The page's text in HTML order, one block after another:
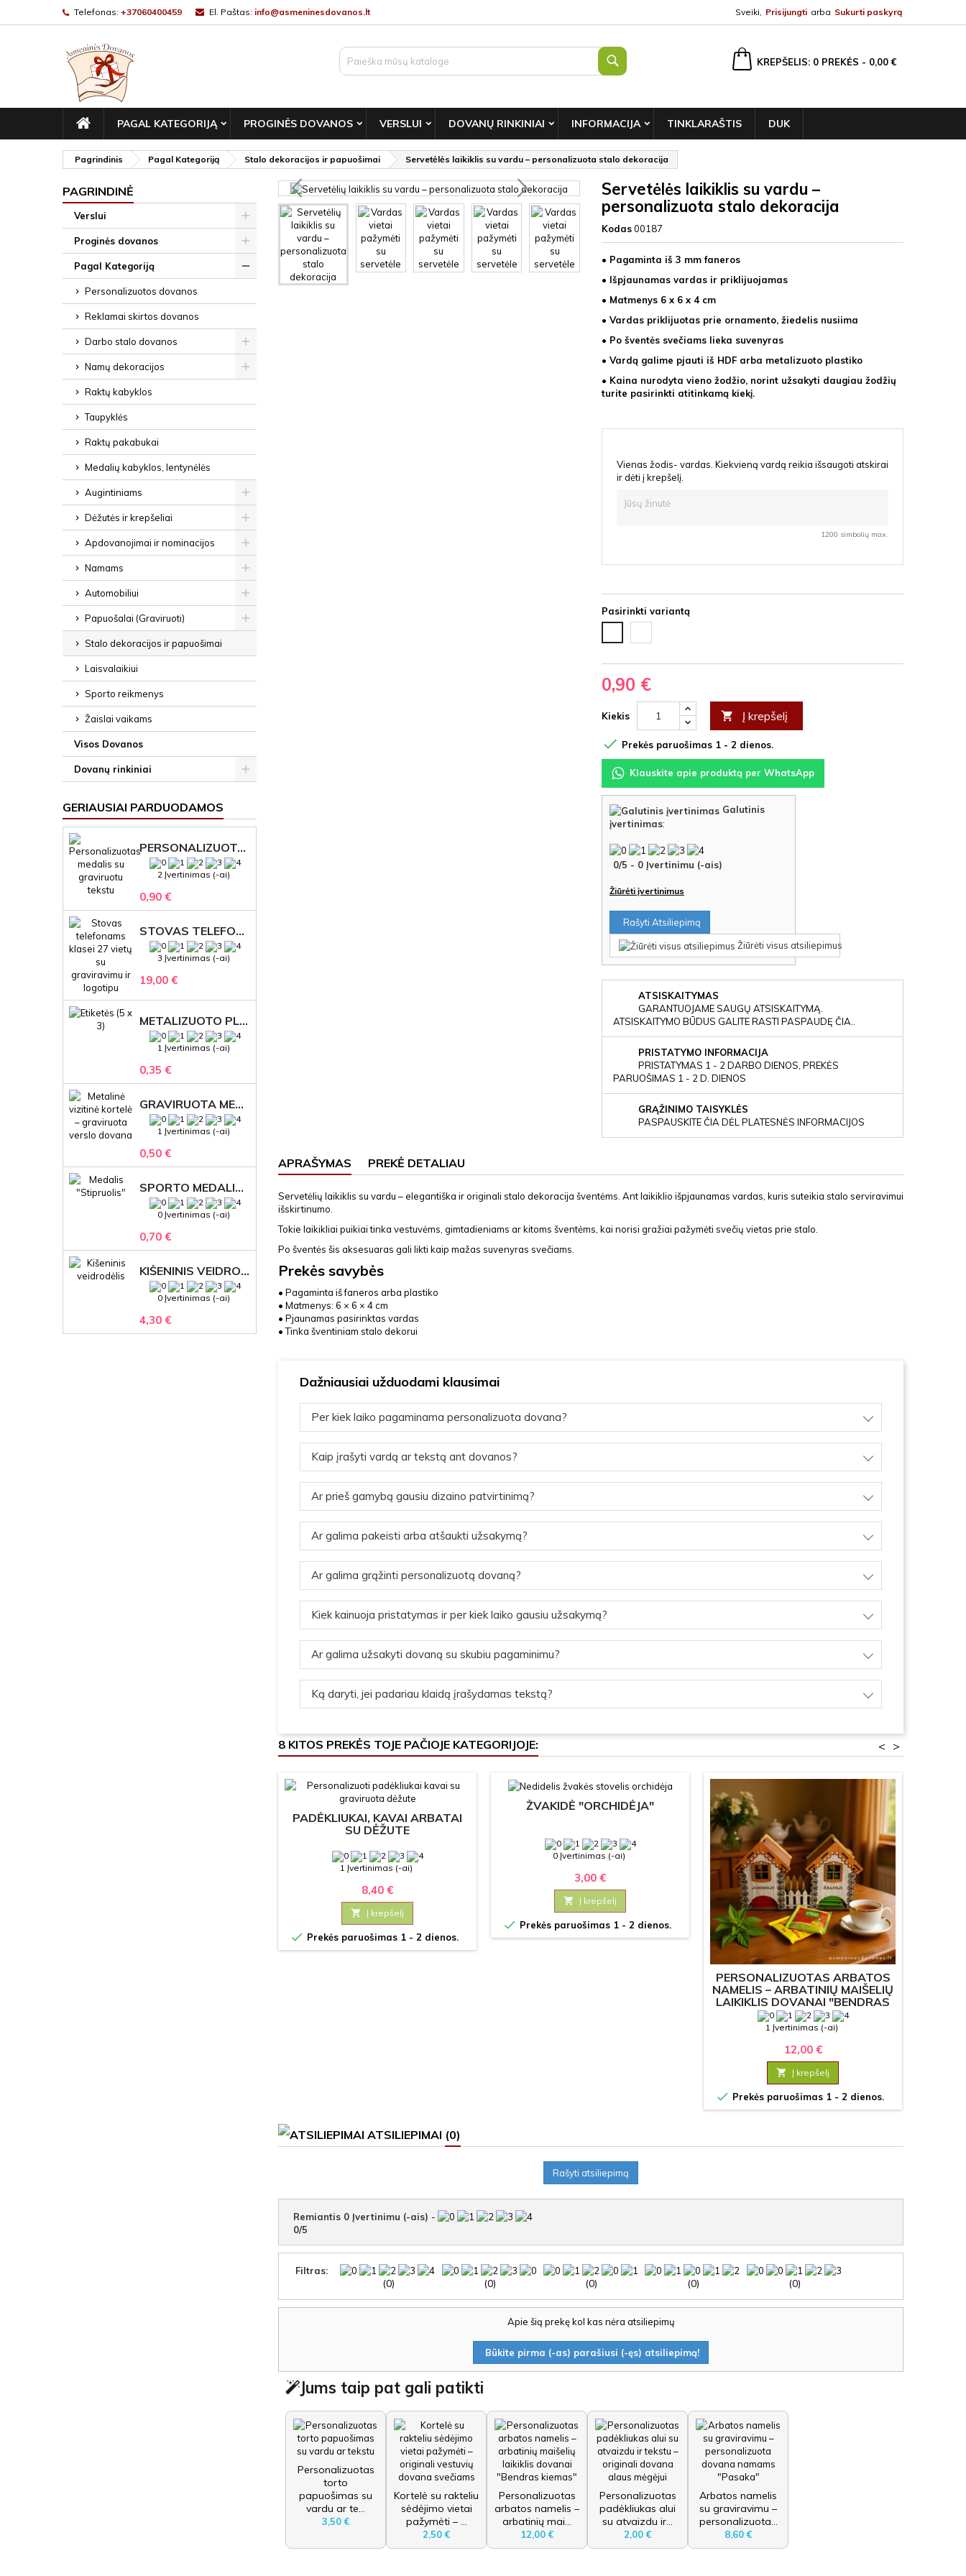
Telefonas: +37060400459 El. Paštas: info@asmeninesdovanos.lt Sveiki, Prisijungti arba Sukurti paskyrą
KREPŠELIS 0 PREKĖS - 0,00 €
PAGRINDINIS
PAGAL KATEGORIJĄ PROGINĖS DOVANOS VERSLUI DOVANŲ RINKINIAI INFORMACIJA TINKLARAŠTIS DUK
Pagrindinis Pagal Kategoriją Stalo dekoracijos ir papuošimai Servetėlės laikiklis su vardu – personalizuota stalo dekoracija
PAGRINDINĖ
Verslui
Proginės dovanos
Pagal Kategoriją
Personalizuotos dovanos
Reklamai skirtos dovanos
Darbo stalo dovanos
Namų dekoracijos
Raktų kabyklos
Taupyklės
Raktų pakabukai
Medalių kabyklos, lentynėlės
Augintiniams
Dėžutės ir krepšeliai
Apdovanojimai ir nominacijos
Namams
Automobiliui
Papuošalai (Graviruoti)
Stalo dekoracijos ir papuošimai
Laisvalaikiui
Sporto reikmenys
Žaislai vaikams
Visos Dovanos
Dovanų rinkiniai
GERIAUSIAI PARDUODAMOS
PERSONALIZUOTAS MEDALIS "1" SU GRAVIRUOTU TEKSTU
2 Įvertinimas (-ai)
0,90 €
STOVAS TELEFONAMS KLASEI (27 VIETOS) – GRAVIRUOJAMAS ORGANIZATORIUS
3 Įvertinimas (-ai)
19,00 €
METALIZUOTO PLASTIKO ETIKETĖS SU GRAVIRUOTU TEKSTU -LOGOTIPU
1 Įvertinimas (-ai)
0,35 €
GRAVIRUOTA METALINĖ VIZITINĖ KORTELĖ SU LOGOTIPU – REPREZENTACINĖ VERSLO DOVANA
1 Įvertinimas (-ai)
0,50 €
SPORTO MEDALIS "STIPRUOLIS" SU GRAVIRUOTU TEKSTU
0 Įvertinimas (-ai)
0,70 €
KIŠENINIS VEIDRODĖLIS
0 Įvertinimas (-ai)
4,30 €
Servetėlės laikiklis su vardu –
personalizuota stalo dekoracija
Kodas00187
• Pagaminta iš 3 mm faneros
• Išpjaunamas vardas ir priklijuojamas
• Matmenys 6 x 6 x 4 cm
• Vardas priklijuotas prie ornamento, žiedelis nusiima
• Po šventės svečiams lieka suvenyras
• Vardą galime pjauti iš HDF arba metalizuoto plastiko
• Kaina nurodyta vieno žodžio, norint užsakyti daugiau žodžių
turite pasirinkti atitinkamą kiekį.
Vienas žodis- vardas. Kiekvieną vardą reikia išsaugoti atskirai
ir dėti į krepšelį.
1200 simbolių max.
Pasirinkti variantą
iš
iš
0,90 €
Kiekis  Į krepšelį
 Prekės paruošimas 1 - 2 dienos.
Klauskite apie produktą per WhatsApp
Galutinis
įvertinimas:
0/5 - 0 Įvertinimu (-ais)
Žiūrėti įvertinimus
Rašyti Atsiliepimą
Žiūrėti visus atsiliepimus
ATSISKAITYMAS
GARANTUOJAME SAUGŲ ATSISKAITYMĄ.
ATSISKAITYMO BŪDUS GALITE RASTI PASPAUDĘ ČIA..
PRISTATYMO INFORMACIJA
PRISTATYMAS 1 - 2 DARBO DIENOS, PREKĖS
PARUOŠIMAS 1 - 2 D. DIENOS
GRĄŽINIMO TAISYKLĖS
PASPAUSKITE ČIA DĖL PLATESNĖS INFORMACIJOS
APRAŠYMAS PREKĖ DETALIAU
Servetėlių laikiklis su vardu – elegantiška ir originali stalo dekoracija šventėms. Ant laikiklio išpjaunamas vardas, kuris suteikia stalo serviravimui
išskirtinumo.
Tokie laikikliai puikiai tinka vestuvėms, gimtadieniams ar kitoms šventėms, kai norisi gražiai pažymėti svečių vietas prie stalo.
Po šventės šis aksesuaras gali likti kaip mažas suvenyras svečiams.
Prekės savybės
• Pagaminta iš faneros arba plastiko
• Matmenys: 6 × 6 × 4 cm
• Pjaunamas pasirinktas vardas
• Tinka šventiniam stalo dekorui
Dažniausiai užduodami klausimai
Per kiek laiko pagaminama personalizuota dovana?
Kaip įrašyti vardą ar tekstą ant dovanos?
Ar prieš gamybą gausiu dizaino patvirtinimą?
Ar galima pakeisti arba atšaukti užsakymą?
Ar galima grąžinti personalizuotą dovaną?
Kiek kainuoja pristatymas ir per kiek laiko gausiu užsakymą?
Ar galima užsakyti dovaną su skubiu pagaminimu?
Ką daryti, jei padariau klaidą įrašydamas tekstą?
8 KITOS PREKĖS TOJE PAČIOJE KATEGORIJOJE: >
<
PADĖKLIUKAI, KAVAI ARBATAI
SU DĖŽUTE
1 Įvertinimas (-ai)
8,40 €
 Į krepšelį
 Prekės paruošimas 1 - 2 dienos.
ŽVAKIDĖ "ORCHIDĖJA"
0 Įvertinimas (-ai)
3,00 €
 Į krepšelį
 Prekės paruošimas 1 - 2 dienos.
PERSONALIZUOTAS ARBATOS
NAMELIS – ARBATINIŲ MAIŠELIŲ
LAIKIKLIS DOVANAI "BENDRAS
KIEMAS"
1 Įvertinimas (-ai)
12,00 €
 Į krepšelį
 Prekės paruošimas 1 - 2 dienos.
ATSILIEPIMAI (0)
Rašyti atsiliepimą
Remiantis 0 Įvertinimu (-ais) -
0/5
Filtras:
(0) (0) (0) (0) (0)
Apie šią prekę kol kas nėra atsiliepimų
Būkite pirma (-as) parašiusi (-ęs) atsiliepimą!
Jums taip pat gali patikti
Personalizuotas
torto
papuošimas su
vardu ar te...
3,50 €
Kortelė su rakteliu
sėdėjimo vietai
pažymėti – ...
2,50 €
Personalizuotas
arbatos namelis –
arbatinių mai...
12,00 €
Personalizuotas
padėkliukas alui
su atvaizdu ir...
2,00 €
Arbatos namelis
su graviravimu –
personalizuota...
8,60 €